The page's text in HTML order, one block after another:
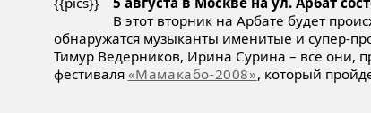
В этот вторник на Арбате будет
обнаружатся музыканты именитые и супер-
Тимур Ведерников, Ирина Сурина – все они,
фестиваля «Мамакабо-2008», который